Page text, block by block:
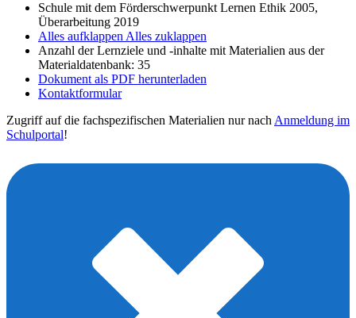
Schule mit dem Förderschwerpunkt Lernen Ethik 2005,
Überarbeitung 2019
Alles aufklappen Alles zuklappen
Anzahl der Lernziele und -inhalte mit Materialien aus der
Materialdatenbank: 35
Dokument als PDF herunterladen
Kontaktformular
Zugriff auf die fachspezifischen Materialien nur nach Anmeldung im
Schulportal!